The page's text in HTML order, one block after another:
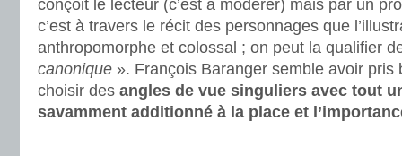
conçoit le lecteur (c’est à modérer) mais par un
c’est à travers le récit des personnages que
anthropomorphe et colossal ; on peut la qualifier
canonique ». François Baranger semble avoir pris
choisir des angles de vue singuliers avec tout
savamment additionné à la place et